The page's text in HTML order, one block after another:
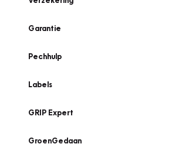
Garantie
Pechhulp
Labels
GRIP Expert
GroenGedaan